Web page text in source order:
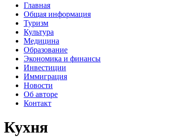
Главная
Общая информация
Туризм
Культура
Медицина
Образование
Экономика и финансы
Инвестиции
Иммиграция
Новости
Об авторе
Контакт
Кухня